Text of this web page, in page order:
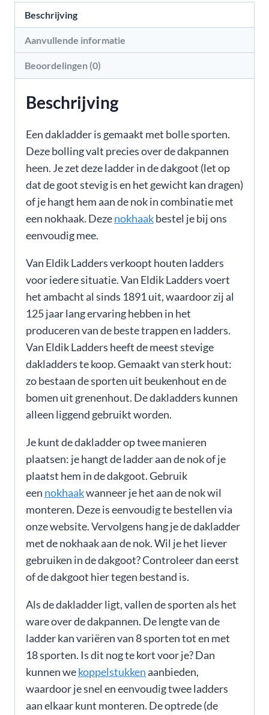
Beschrijving
Aanvullende informatie
Beoordelingen (0)
Beschrijving
Een dakladder is gemaakt met bolle sporten.
Deze bolling valt precies over de dakpannen
heen. Je zet deze ladder in de dakgoot (let op
dat de goot stevig is en het gewicht kan dragen)
of je hangt hem aan de nok in combinatie met
een nokhaak. Dezenokhaakbestel je bij ons
eenvoudig mee.
Van Eldik Ladders verkoopt houten ladders
voor iedere situatie. Van Eldik Ladders voert
het ambacht al sinds 1891 uit, waardoor zij al
125 jaar lang ervaring hebben in het
produceren van de beste trappen en ladders.
Van Eldik Ladders heeft de meest stevige
dakladders te koop. Gemaakt van sterk hout:
zo bestaan de sporten uit beukenhout en de
bomen uit grenenhout. De dakladders kunnen
alleen liggend gebruikt worden.
Je kunt de dakladder op twee manieren
plaatsen: je hangt de ladder aan de nok of je
plaatst hem in de dakgoot. Gebruik
een nokhaakwanneer je het aan de nok wil
monteren. Deze is eenvoudig te bestellen via
onze website. Vervolgens hang je de dakladder
met de nokhaak aan de nok. Wil je het liever
gebruiken in de dakgoot? Controleer dan eerst
of de dakgoot hier tegen bestand is.
Als de dakladder ligt, vallen de sporten als het
ware over de dakpannen. De lengte van de
ladder kan variëren van 8 sporten tot en met
18 sporten. Is dit nog te kort voor je? Dan
kunnen wekoppelstukkenaanbieden,
waardoor je snel en eenvoudig twee ladders
aan elkaar kunt monteren. De optrede (de